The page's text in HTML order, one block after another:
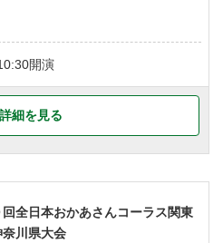
開演
詳細を見る
全日本おかあさんコーラス関東
川県大会